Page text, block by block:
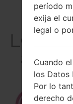
período
exija el
legal o
Cuando
los Datos
Por lo
derecho